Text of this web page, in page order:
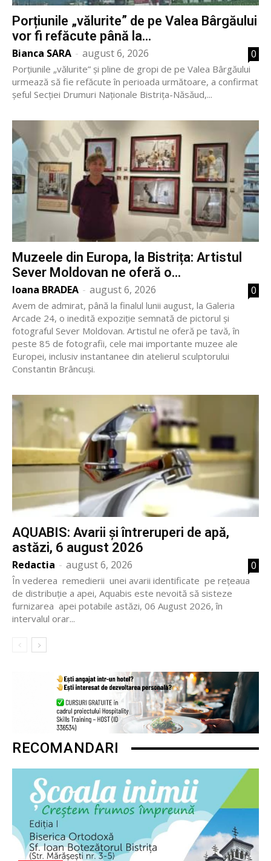
Porțiunile „vălurite” de pe Valea Bârgăului
vor fi refăcute până la...
Bianca SARA - august 6, 2026 0
Porțiunile „vălurite” și pline de gropi de pe Valea Bârgăului
urmează să fie refăcute în perioada următoare, a confirmat
șeful Secției Drumuri Naționale Bistrița-Năsăud,...
Muzeele din Europa, la Bistrița: Artistul
Sever Moldovan ne oferă o...
Ioana BRADEA - august 6, 2026 0
Avem de admirat, până la finalul lunii august, la Galeria
Arcade 24, o inedită expoziție semnată de pictorul și
fotograful Sever Moldovan. Artistul ne oferă pe tavă, în
peste 85 de fotografii, cele mai importante muzee ale
Europei, inclusiv instantanee din atelierul sculptorului
Constantin Brâncuși.
AQUABIS: Avarii și întreruperi de apă,
astăzi, 6 august 2026
Redactia - august 6, 2026 0
În vederea remedierii unei avarii identificate pe rețeaua
de distribuție a apei, Aquabis este nevoită să sisteze
furnizarea apei potabile astăzi, 06 August 2026, în
intervalul orar...
RECOMANDARI